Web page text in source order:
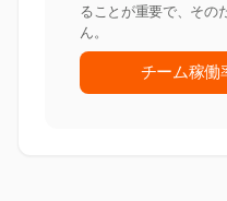
ることが重要で、その
ん。
チーム稼働